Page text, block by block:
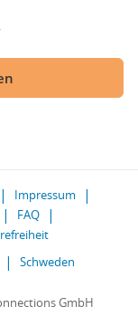
Impressum
FAQ
Schweden
GmbH